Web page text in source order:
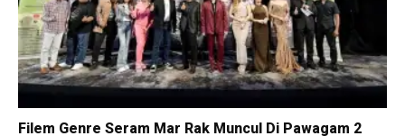
Filem Genre Seram Mar Rak Muncul Di Pawagam 2